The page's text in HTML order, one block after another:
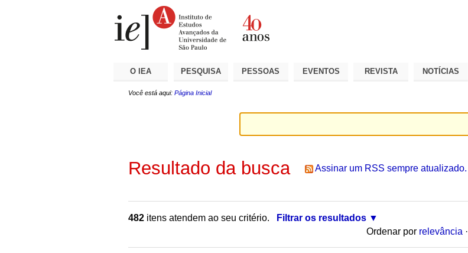
O IEA PESQUISA PESSOAS EVENTOS REVISTA NOTÍCIAS
Você está aqui: Página Inicial
Resultado da busca Assinar um RSS sempre atualizado.
482 itens atendem ao seu critério.
Filtrar os resultados
Ordenar por relevância ·